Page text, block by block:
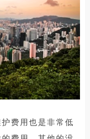
费用也是非常低